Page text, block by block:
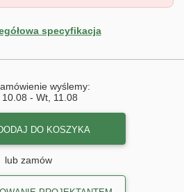
specyfikacja
wyślemy:
10.08 - Wt, 11.08
DO KOSZYKA
lub zamów